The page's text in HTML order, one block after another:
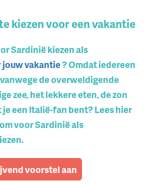
kiezen voor een vakantie
Sardinië kiezen als
jouw vakantie? Omdat iedereen
de overweldigende
zee, het lekkere eten, de zon
een Italië-fan bent? Lees hier
voor Sardinië als
voorstel aan